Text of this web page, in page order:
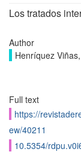
Los tratados
Author
Henríquez
Full text
https://
ew/40211
10.5354/